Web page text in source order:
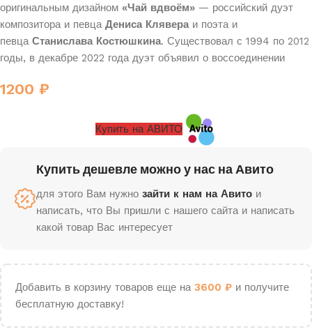
оригинальным дизайном «Чай вдвоём» — российский дуэт
композитора и певца Дениса Клявераи поэта и
певца Станислава Костюшкина. Существовал с 1994 по 2012
годы, в декабре 2022 года дуэт объявил о воссоединении
1200 ₽
Купить на АВИТО
Купить дешевле можно у нас на Авито
для этого Вам нужно зайти к нам на Авито и
написать, что Вы пришли с нашего сайта и написать
какой товар Вас интересует
Добавить в корзину товаров еще на 3600 ₽ и получите
бесплатную доставку!